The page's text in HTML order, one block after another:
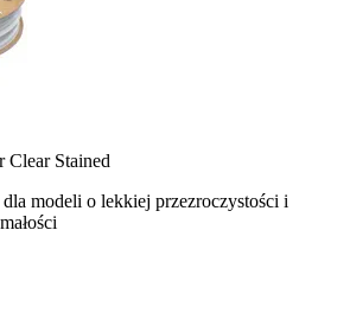
Stained
modeli o lekkiej przezroczystości i